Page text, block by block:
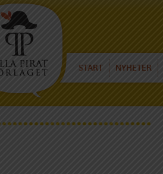
START NYHETER